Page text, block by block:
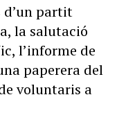
partit
la salutació
l’informe de
paperera del
voluntaris a